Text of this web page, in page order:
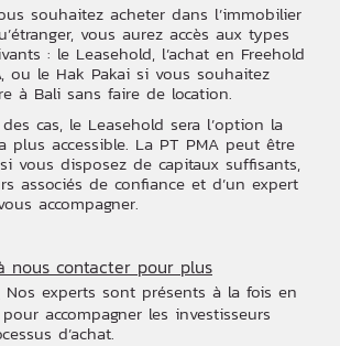
souhaitez acheter dans l’immobilier
vous aurez accès aux types
: le Leasehold, l’achat en Freehold
ou le Hak Pakai si vous souhaitez
à Bali sans faire de location.
cas, le Leasehold sera l’option la
plus accessible. La PT PMA peut être
vous disposez de capitaux suffisants,
associés de confiance et d’un expert
accompagner.
nous contacter pour plus
Nos experts sont présents à la fois en
accompagner les investisseurs
d’achat.